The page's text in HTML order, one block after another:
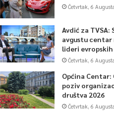
Četvrtak, 6
Avdić za TVSA:
avgustu
lideri evropskih
Četvrtak, 6
Općina Centar:
poziv
društva 2026
Četvrtak, 6